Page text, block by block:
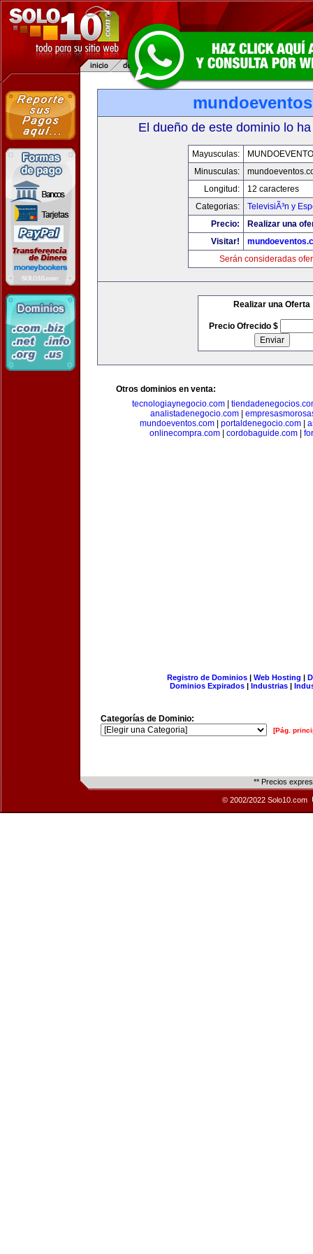
El dueño de este dominio lo
Mayusculas:
Minusculas:
Longitud:
12 caracteres
Categorias:
TelevisiÃ³n y
Precio:
Realizar una
Visitar!
Serán consideradas
Realizar una Oferta
Precio Ofrecido $
Otros dominios en venta:
tecnologiaynegocio.com
analistadenegocio.com
mundoeventos.com| portaldenegocio.com|
onlinecompra.com| cordobaguide.com|
Registro de Dominios| Web Hosting |
Dominios Expirados | Industrias |
Categorías de Dominio:
[Pág.
** Precios
© 2002/2022 Solo10.com